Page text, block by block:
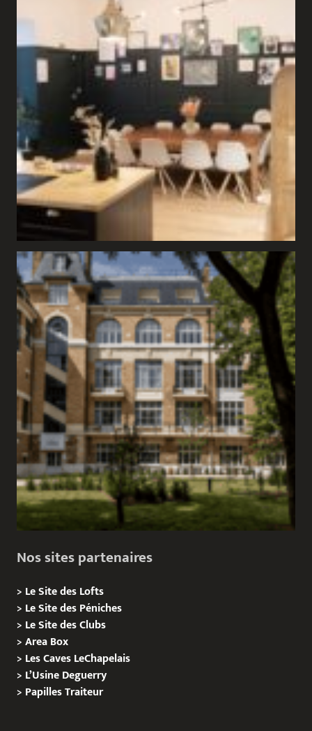
Nos sites partenaires
> Le Site des Lofts
> Le Site des Péniches
> Le Site des Clubs
>Area Box
> Les Caves LeChapelais
> L’Usine Deguerry
> PapillesTraiteur